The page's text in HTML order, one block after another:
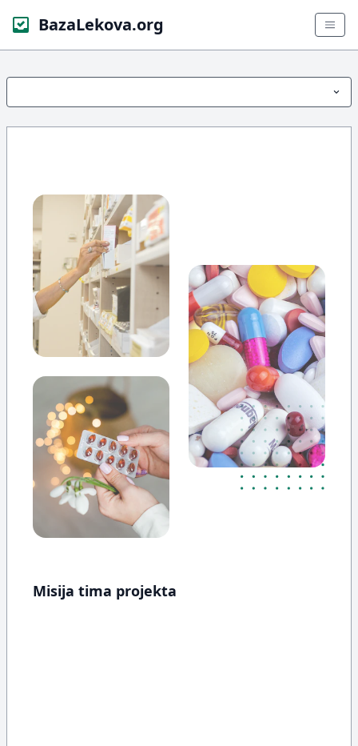
BazaLekova.org
Misija tima projekta